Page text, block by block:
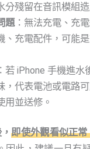
分殘留在音訊模組造
題：無法充電、充
、充電配件，可能
若 iPhone 手機進水
，代表電池或電路
用並送修。
即使外觀看似正